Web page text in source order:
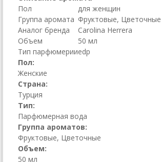
Пол
для женщин
Группа аромата Фруктовые, Цветочные
Аналог бренда
Carolina Herrera
Объем
50 мл
Тип парфюмерииedp
Пол:
Женские
Страна:
Турция
Тип:
Парфюмерная вода
Группа ароматов:
Фруктовые, Цветочные
Объем:
50 мл